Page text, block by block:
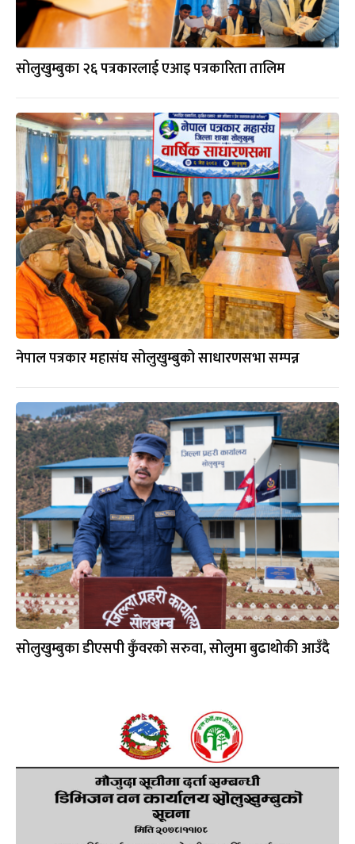
सोलुखुम्बुका २६ पत्रकारलाई एआइ पत्रकारिता तालिम
नेपाल पत्रकार महासंघ सोलुखुम्बुको साधारणसभा सम्पन्न
सोलुखुम्बुका डीएसपी कुँवरको सरुवा, सोलुमा बुढाथोकी आउँदै